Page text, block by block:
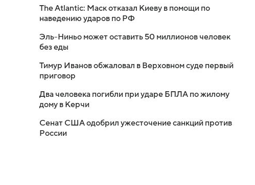
The Atlantic: Маск отказал Киеву в помощи по
наведению ударов по РФ
Эль-Ниньо может оставить 50 миллионов человек
без еды
Тимур Иванов обжаловал в Верховном суде первый
приговор
Два человека погибли при ударе БПЛА по жилому
дому в Керчи
Сенат США одобрил ужесточение санкций против
России